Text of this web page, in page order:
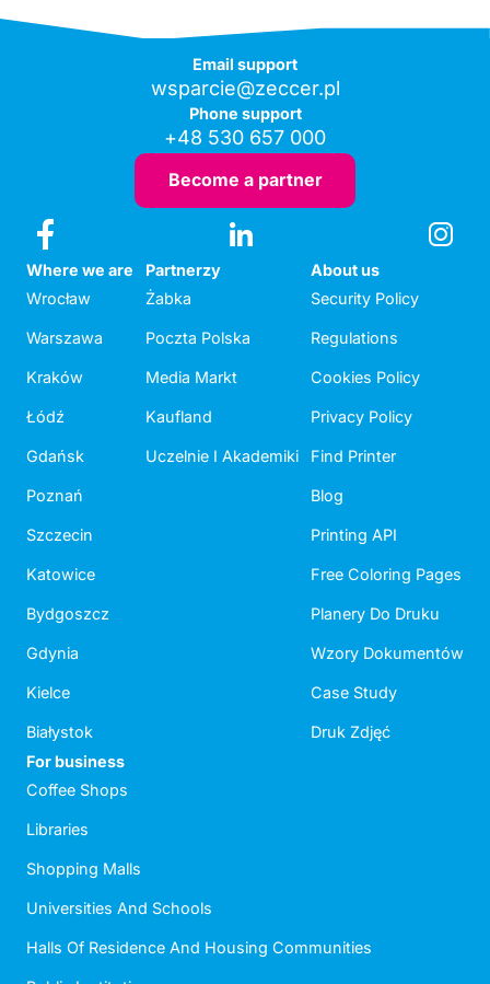
Email support
wsparcie@zeccer.pl
Phone support
+48 530 657 000
Become a partner
Where we are
Wrocław
Warszawa
Kraków
Łódź
Gdańsk
Poznań
Szczecin
Katowice
Bydgoszcz
Gdynia
Kielce
Białystok
Partnerzy
Żabka
Poczta Polska
Media Markt
Kaufland
Uczelnie I Akademiki
About us
Security Policy
Regulations
Cookies Policy
Privacy Policy
Find Printer
Blog
Printing API
Free Coloring Pages
Planery Do Druku
Wzory Dokumentów
Case Study
Druk Zdjęć
For business
Coffee Shops
Libraries
Shopping Malls
Universities And Schools
Halls Of Residence And Housing Communities